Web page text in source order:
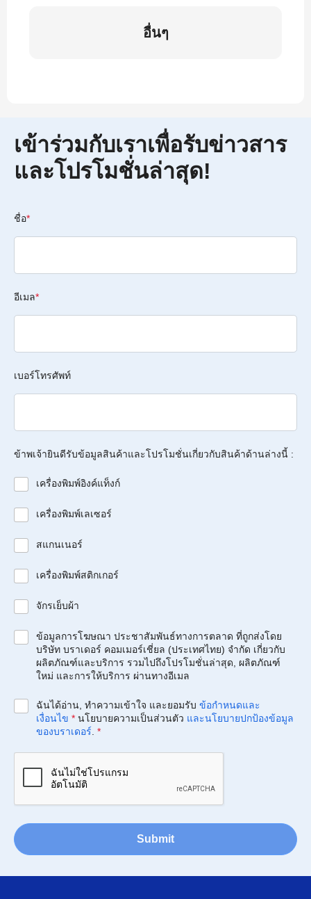
อื่นๆ
เข้าร่วมกับเราเพื่อรับข่าวสาร
และโปรโมชั่นล่าสุด!
ชื่อ*
อีเมล*
เบอร์โทรศัพท์
ข้าพเจ้ายินดีรับข้อมูลสินค้าและโปรโมชั่นเกี่ยวกับสินค้าด้านล่างนี้ :
เครื่องพิมพ์อิงค์แท็งก์
เครื่องพิมพ์เลเซอร์
สแกนเนอร์
เครื่องพิมพ์สติกเกอร์
จักรเย็บผ้า
ข้อมูลการโฆษณา ประชาสัมพันธ์ทางการตลาด ที่ถูกส่งโดย
บริษัท บราเดอร์ คอมเมอร์เชี่ยล (ประเทศไทย) จำกัด เกี่ยวกับ
ผลิตภัณฑ์และบริการ รวมไปถึงโปรโมชั่นล่าสุด, ผลิตภัณฑ์
ใหม่ และการให้บริการ ผ่านทางอีเมล
ฉันได้อ่าน, ทำความเข้าใจ และยอมรับ ข้อกำหนดและ
เงื่อนไข * นโยบายความเป็นส่วนตัว และนโยบายปกป้องข้อมูล
ของบราเดอร์ *
Submit